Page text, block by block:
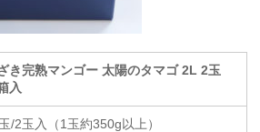
き完熟マンゴー 太陽のタマゴ 2L 2玉
入
/2玉入（1玉約350g以上）